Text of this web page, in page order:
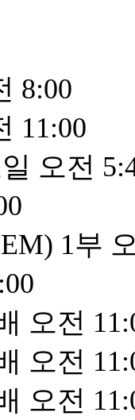
8:00
11:00
오전
1부
오전
오전
오전